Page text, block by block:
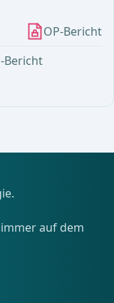
OP-Bericht
Bericht
auf dem